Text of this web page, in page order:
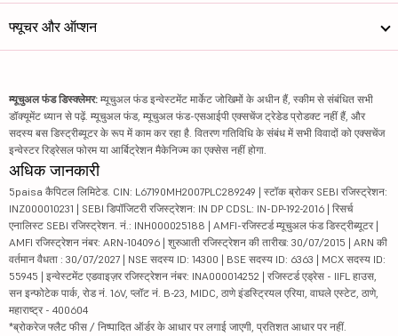
फ्यूचर और ऑप्शन
म्यूचुअल फंड डिस्क्लेमर: म्यूचुअल फंड इन्वेस्टमेंट मार्केट जोखिमों के अधीन हैं, स्कीम से संबंधित सभी
डॉक्यूमेंट ध्यान से पढ़ें. म्यूचुअल फंड, म्यूचुअल फंड-एसआईपी एक्सचेंज ट्रेडेड प्रोडक्ट नहीं हैं, और
सदस्य बस डिस्ट्रीब्यूटर के रूप में काम कर रहा है. वितरण गतिविधि के संबंध में सभी विवादों को एक्सचेंज
इन्वेस्टर रिड्रेसल फोरम या आर्बिट्रेशन मैकेनिज्म का एक्सेस नहीं होगा.
अधिक जानकारी
5paisa कैपिटल लिमिटेड. CIN: L67190MH2007PLC289249 | स्टॉक ब्रोकर SEBI रजिस्ट्रेशन:
INZ000010231 | SEBI डिपॉजिटरी रजिस्ट्रेशन: IN DP CDSL: IN-DP-192-2016 | रिसर्च
एनालिस्ट SEBI रजिस्ट्रेशन. नं.: INH000025188 | AMFI-रजिस्टर्ड म्यूचुअल फंड डिस्ट्रीब्यूटर |
AMFI रजिस्ट्रेशन नंबर: ARN-104096 | शुरुआती रजिस्ट्रेशन की तारीख: 30/07/2015 | ARN की
वर्तमान वैधता : 30/07/2027 | NSE सदस्य ID: 14300 | BSE सदस्य ID: 6363 | MCX सदस्य ID:
55945 | इन्वेस्टमेंट एडवाइज़र रजिस्ट्रेशन नंबर: INA000014252 | रजिस्टर्ड एड्रेस - IIFL हाउस,
सन इन्फोटेक पार्क, रोड नं. 16V, प्लॉट नं. B-23, MIDC, ठाणे इंडस्ट्रियल एरिया, वाघले एस्टेट, ठाणे,
महाराष्ट्र - 400604
*ब्रोकरेज फ्लैट फीस / निष्पादित ऑर्डर के आधार पर लगाई जाएगी, प्रतिशत आधार पर नहीं.